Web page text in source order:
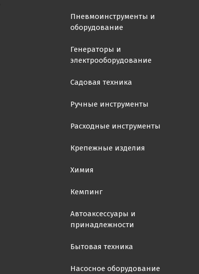
Пневмоинструменты и
оборудование
Генераторы и
электрооборудование
Садовая техника
Ручные инструменты
Расходные инструменты
Крепежные изделия
Химия
Кемпинг
Автоаксессуары и
принадлежности
Бытовая техника
Насосное оборудование